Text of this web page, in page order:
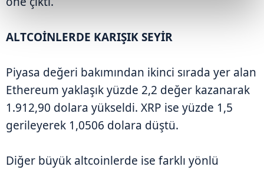
ALTCOİNLERDE KARIŞIK SEYİR
Piyasa değeri bakımından ikinci sırada yer alan
Ethereum yaklaşık yüzde 2,2 değer kazanarak
1.912,90 dolara yükseldi. XRP ise yüzde 1,5
gerileyerek 1,0506 dolara düştü.
Diğer büyük altcoinlerde ise farklı yönlü